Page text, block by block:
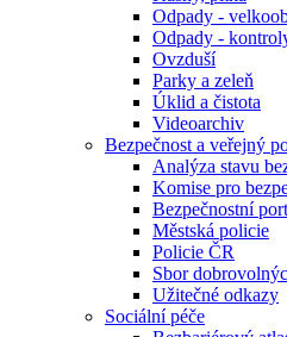
Odpady -
Odpady -
Ovzduší
Parky a zeleň
Úklid a čistota
Videoarchiv
Bezpečnost a veřejný
Analýza stavu
Komise pro
Bezpečnostní
Městská policie
Policie ČR
Sbor
Užitečné odkazy
Sociální péče